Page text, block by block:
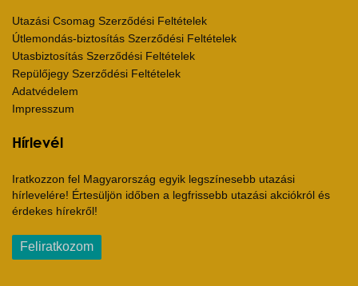
Utazási Csomag Szerződési Feltételek
Útlemondás-biztosítás Szerződési Feltételek
Utasbiztosítás Szerződési Feltételek
Repülőjegy Szerződési Feltételek
Adatvédelem
Impresszum
Hírlevél
Iratkozzon fel Magyarország egyik legszínesebb utazási
hírlevelére! Értesüljön időben a legfrissebb utazási akciókról és
érdekes hírekről!
Feliratkozom